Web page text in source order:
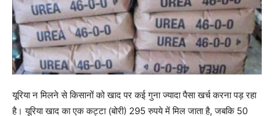
यूरिया न मिलने से किसानों को खाद पर कई गुना ज्यादा पैसा खर्च करना पड़ रहा
है। यूरिया खाद का एक कट्टा (बोरी) 295 रुपये में मिल जाता है, जबकि 50